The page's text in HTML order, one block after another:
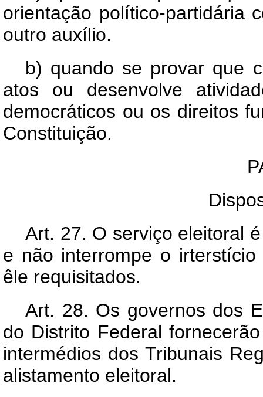
orientação político-partidária
outro auxílio.
b) quando se provar que
atos ou desenvolve
democráticos ou os direitos
Constituição.
Art. 27. O serviço eleitoral
e não interrompe o
êle requisitados.
Art. 28. Os governos dos
do Distrito Federal
intermédios dos Tribunais
alistamento eleitoral.